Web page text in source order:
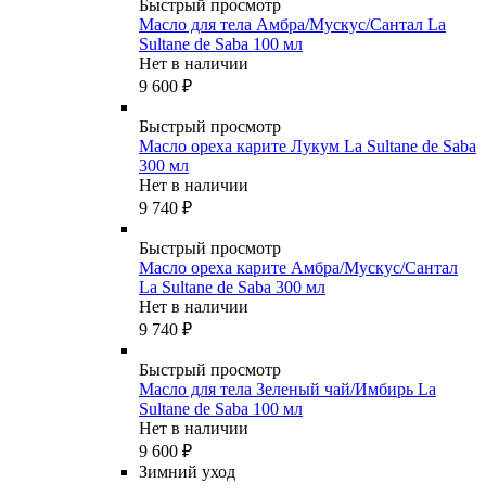
Быстрый просмотр
Масло для тела Амбра/Мускус/Сантал La
Sultane de Saba 100 мл
Нет в наличии
9 600 ₽
Быстрый просмотр
Масло ореха карите Лукум La Sultane de Saba
300 мл
Нет в наличии
9 740 ₽
Быстрый просмотр
Масло ореха карите Амбра/Мускус/Сантал
La Sultane de Saba 300 мл
Нет в наличии
9 740 ₽
Быстрый просмотр
Масло для тела Зеленый чай/Имбирь La
Sultane de Saba 100 мл
Нет в наличии
9 600 ₽
Зимний уход